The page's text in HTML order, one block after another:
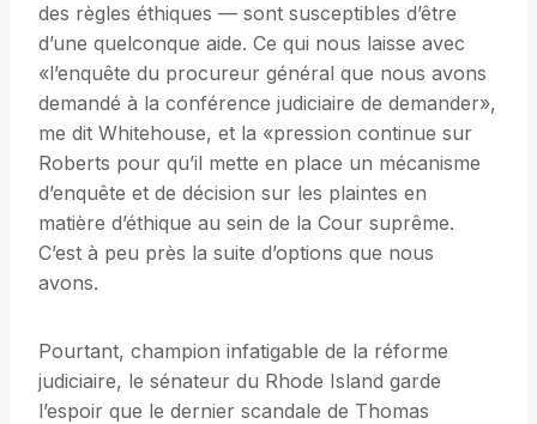
des règles éthiques — sont susceptibles d’être
d’une quelconque aide. Ce qui nous laisse avec
«l’enquête du procureur général que nous avons
demandé à la conférence judiciaire de demander»,
me dit Whitehouse, et la «pression continue sur
Roberts pour qu’il mette en place un mécanisme
d’enquête et de décision sur les plaintes en
matière d’éthique au sein de la Cour suprême.
C’est à peu près la suite d’options que nous
avons.
Pourtant, champion infatigable de la réforme
judiciaire, le sénateur du Rhode Island garde
l’espoir que le dernier scandale de Thomas